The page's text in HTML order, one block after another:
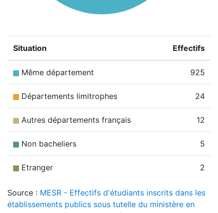
Situation Effectifs
Même département 925
Départements limitrophes 24
Autres départements français 12
Non bacheliers 5
Etranger 2
Source : MESR - Effectifs d'étudiants inscrits dans les
établissements publics sous tutelle du ministère en